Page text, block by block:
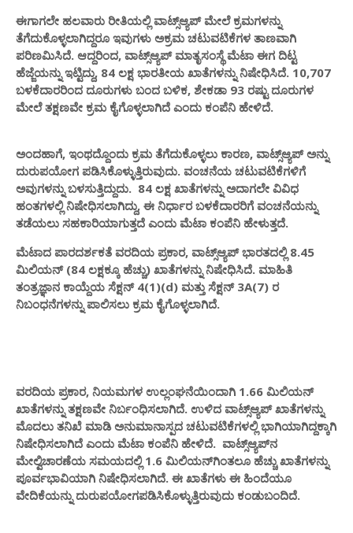
ಈಗಾಗಲೇ ಹಲವಾರು ರೀತಿಯಲ್ಲಿ ವಾಟ್ಸ್​ಆ್ಯಪ್​ ಮೇಲೆ ಕ್ರಮಗಳನ್ನು
ತೆಗೆದುಕೊಳ್ಳಲಾಗಿದ್ದರೂ ಇವುಗಳು ಅಕ್ರಮ ಚಟುವಟಿಕೆಗಳ ತಾಣವಾಗಿ
ಪರಿಣಮಿಸಿದೆ. ಆದ್ದರಿಂದ, ವಾಟ್ಸ್​ಆ್ಯಪ್​ ಮಾತೃಸಂಸ್ಥೆ ಮೆಟಾ ಈಗ ದಿಟ್ಟ
ಹೆಜ್ಜೆಯನ್ನು ಇಟ್ಟಿದ್ದು, 84 ಲಕ್ಷ ಭಾರತೀಯ ಖಾತೆಗಳನ್ನು ನಿಷೇಧಿಸಿದೆ. 10,707
ಬಳಕೆದಾರರಿಂದ ದೂರುಗಳು ಬಂದ ಬಳಿಕ, ಶೇಕಡಾ 93 ರಷ್ಟು ದೂರುಗಳ
ಮೇಲೆ ತಕ್ಷಣವೇ ಕ್ರಮ ಕೈಗೊಳ್ಳಲಾಗಿದೆ ಎಂದು ಕಂಪೆನಿ ಹೇಳಿದೆ.
ಅಂದಹಾಗೆ, ಇಂಥದ್ದೊಂದು ಕ್ರಮ ತೆಗೆದುಕೊಳ್ಳಲು ಕಾರಣ, ವಾಟ್ಸ್​​ಆ್ಯಪ್​ ಅನ್ನು
ದುರುಪಯೋಗ ಪಡಿಸಿಕೊಳ್ಳುತ್ತಿರುವುದು. ವಂಚನೆಯ ಚಟುವಟಿಕೆಗಳಿಗೆ
ಅವುಗಳನ್ನು ಬಳಸುತ್ತಿದ್ದುದು. 84 ಲಕ್ಷ ಖಾತೆಗಳನ್ನು ಅದಾಗಲೇ ವಿವಿಧ
ಹಂತಗಳಲ್ಲಿ ನಿಷೇಧಿಸಲಾಗಿದ್ದು, ಈ ನಿರ್ಧಾರ ಬಳಕೆದಾರರಿಗೆ ವಂಚನೆಯನ್ನು
ತಡೆಯಲು ಸಹಕಾರಿಯಾಗುತ್ತದೆ ಎಂದು ಮೆಟಾ ಕಂಪೆನಿ ಹೇಳುತ್ತದೆ.
ಮೆಟಾದ ಪಾರದರ್ಶಕತೆ ವರದಿಯ ಪ್ರಕಾರ, ವಾಟ್ಸ್​ಆ್ಯಪ್​ ಭಾರತದಲ್ಲಿ 8.45
ಮಿಲಿಯನ್ (84 ಲಕ್ಷಕ್ಕೂ ಹೆಚ್ಚು) ಖಾತೆಗಳನ್ನು ನಿಷೇಧಿಸಿದೆ. ಮಾಹಿತಿ
ತಂತ್ರಜ್ಞಾನ ಕಾಯ್ದೆಯ ಸೆಕ್ಷನ್ 4(1)(d) ಮತ್ತು ಸೆಕ್ಷನ್ 3A(7) ರ
ನಿಬಂಧನೆಗಳನ್ನು ಪಾಲಿಸಲು ಕ್ರಮ ಕೈಗೊಳ್ಳಲಾಗಿದೆ.
ವರದಿಯ ಪ್ರಕಾರ, ನಿಯಮಗಳ ಉಲ್ಲಂಘನೆಯಿಂದಾಗಿ 1.66 ಮಿಲಿಯನ್
ಖಾತೆಗಳನ್ನು ತಕ್ಷಣವೇ ನಿರ್ಬಂಧಿಸಲಾಗಿದೆ. ಉಳಿದ ವಾಟ್ಸ್​ಆ್ಯಪ್​ ಖಾತೆಗಳನ್ನು
ಮೊದಲು ತನಿಖೆ ಮಾಡಿ ಅನುಮಾನಾಸ್ಪದ ಚಟುವಟಿಕೆಗಳಲ್ಲಿ ಭಾಗಿಯಾಗಿದ್ದಕ್ಕಾಗಿ
ನಿಷೇಧಿಸಲಾಗಿದೆ ಎಂದು ಮೆಟಾ ಕಂಪೆನಿ ಹೇಳಿದೆ. ವಾಟ್ಸ್​ಆ್ಯಪ್​ನ
ಮೇಲ್ವಿಚಾರಣೆಯ ಸಮಯದಲ್ಲಿ 1.6 ಮಿಲಿಯನ್‌ಗಿಂತಲೂ ಹೆಚ್ಚು ಖಾತೆಗಳನ್ನು
ಪೂರ್ವಭಾವಿಯಾಗಿ ನಿಷೇಧಿಸಲಾಗಿದೆ. ಈ ಖಾತೆಗಳು ಈ ಹಿಂದೆಯೂ
ವೇದಿಕೆಯನ್ನು ದುರುಪಯೋಗಪಡಿಸಿಕೊಳ್ಳುತ್ತಿರುವುದು ಕಂಡುಬಂದಿದೆ.